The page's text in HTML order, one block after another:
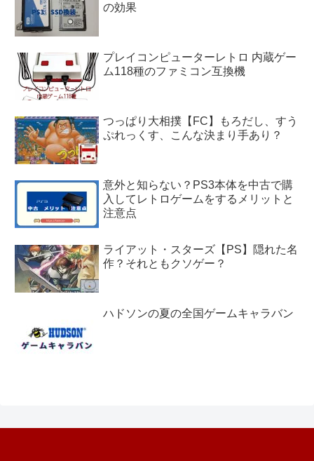
の効果
プレイコンピューターレトロ 内蔵ゲー
ム118種のファミコン互換機
つっぱり大相撲【FC】もろだし、すう
ぷれっくす、こんな決まり手あり？
意外と知らない？PS3本体を中古で購
入してレトロゲームをするメリットと
注意点
ライアット・スターズ【PS】隠れた名
作？それともクソゲー？
ハドソンの夏の全国ゲームキャラバン